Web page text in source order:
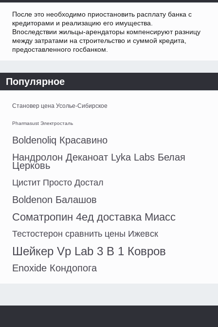
После это необходимо приостановить расплату банка с
кредиторами и реализацию его имущества.
Впоследствии жильцы-арендаторы компенсируют разницу
между затратами на строительство и суммой кредита,
предоставленного госбанком.
Популярное
Становер цена Усолье-Сибирское
Pharmasust Электросталь
Boldenoliq Красавино
Нандролон Деканоат Lyka Labs Белая
Церковь
Цистит Просто Достал
Boldenon Балашов
Cоматропин 4ед доставка Миасс
Тестостерон сравнить цены Ижевск
Шейкер Vp Lab 3 В 1 Ковров
Enoxide Кондопога